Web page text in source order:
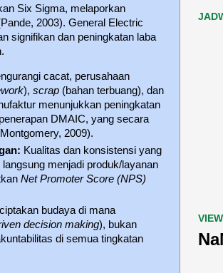
Six Sigma, melaporkan
2003). General Electric
signifikan dan peningkatan laba
cacat, perusahaan
), scrap (bahan terbuang), dan
menunjukkan peningkatan
DMAIC, yang secara
2009).
Kualitas dan konsistensi yang
menjadi produk/layanan
Net Promoter Score (NPS)
budaya di mana
decision making), bukan
di semua tingkatan